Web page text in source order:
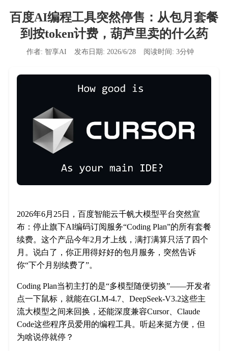
百度AI编程工具突然停售：从包月套餐
到按token计费，葫芦里卖的什么药
作者: 智享AI 发布日期: 2026/6/28 阅读时间: 3分钟
2026年6月25日，百度智能云千帆大模型平台突然宣
布：停止旗下AI编码订阅服务“Coding Plan”的所有套餐
续费。这个产品今年2月才上线，满打满算只活了四个
月。说白了，你正用得好好的包月服务，突然告诉
你“下个月别续费了”。
Coding Plan当初主打的是“多模型随便切换”——开发者
点一下鼠标，就能在GLM-4.7、DeepSeek-V3.2这些主
流大模型之间来回换，还能深度兼容Cursor、Claude
Code这些程序员爱用的编程工具。听起来挺方便，但
为啥说停就停？